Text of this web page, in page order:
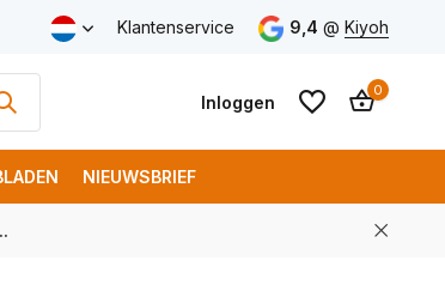
Klantenservice 9,4 @ Kiyoh
Inloggen
0
NIEUWSBRIEF